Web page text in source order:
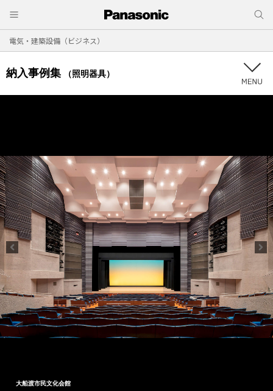
電気・建築設備（ビジネス）
納入事例集 （照明器具）
大船渡市民文化会館